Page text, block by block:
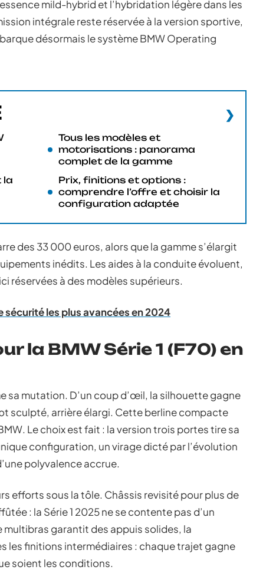
mild-hybrid et l’hybridation légère dans les
intégrale reste réservée à la version sportive,
désormais le système BMW Operating
la
Tous les modèles et
motorisations : panorama
complet de la gamme
Prix, finitions et options :
comprendre l’offre et choisir la
configuration adaptée
des 33 000 euros, alors que la gamme s’élargit
inédits. Les aides à la conduite évoluent,
réservées à des modèles supérieurs.
sécurité les plus avancées en 2024
la BMW Série 1 (F70) en
sa mutation. D’un coup d’œil, la silhouette gagne
sculpté, arrière élargi. Cette berline compacte
Le choix est fait : la version trois portes tire sa
configuration, un virage dicté par l’évolution
polyvalence accrue.
efforts sous la tôle. Châssis revisité pour plus de
: la Série 1 2025 ne se contente pas d’un
multibras garantit des appuis solides, la
les finitions intermédiaires : chaque trajet gagne
soient les conditions.